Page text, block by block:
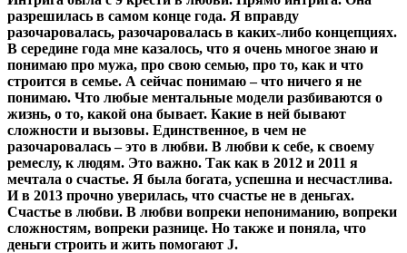
разрешилась в самом конце года. Я вправду
разочаровалась, разочаровалась в каких-либо концепциях.
В середине года мне казалось, что я очень многое знаю и
понимаю про мужа, про свою семью, про то, как и что
строится в семье. А сейчас понимаю – что ничего я не
понимаю. Что любые ментальные модели разбиваются о
жизнь, о то, какой она бывает. Какие в ней бывают
сложности и вызовы. Единственное, в чем не
разочаровалась – это в любви. В любви к себе, к своему
ремеслу, к людям. Это важно. Так как в 2012 и 2011 я
мечтала о счастье. Я была богата, успешна и несчастлива.
И в 2013 прочно уверилась, что счастье не в деньгах.
Счастье в любви. В любви вопреки непониманию, вопреки
сложностям, вопреки разнице. Но также и поняла, что
деньги строить и жить помогают J.